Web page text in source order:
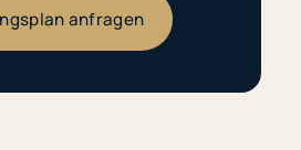
anfragen